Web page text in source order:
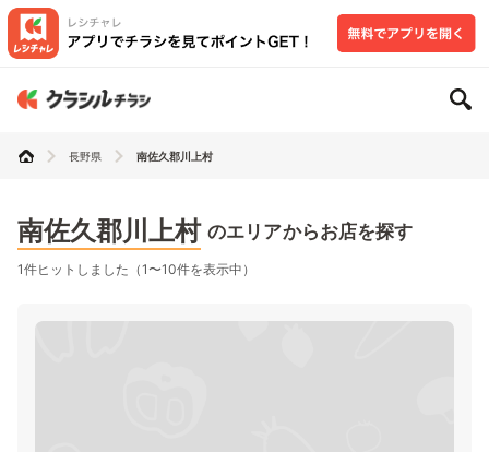
長野県 南佐久郡川上村
南佐久郡川上村 のエリアからお店を探す
1件ヒットしました（1〜10件を表示中）